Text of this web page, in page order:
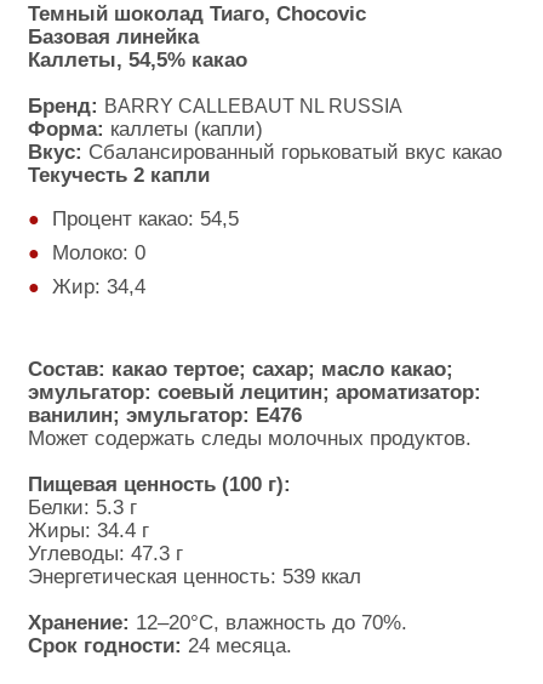
Темный шоколад Тиаго, Chocovic
Базовая линейка
Каллеты, 54,5% какао
Бренд: BARRY CALLEBAUT NL RUSSIA
Форма: каллеты (капли)
Вкус: Сбалансированный горьковатый вкус какао
Текучесть 2 капли
Процент какао: 54,5
Молоко: 0
Жир: 34,4
Состав: какао тертое; сахар; масло какао;
эмульгатор: соевый лецитин; ароматизатор:
ванилин; эмульгатор: E476
Может содержать следы молочных продуктов.
Пищевая ценность (100 г):
Белки: 5.3 г
Жиры: 34.4 г
Углеводы: 47.3 г
Энергетическая ценность: 539 ккал
Хранение: 12–20°C, влажность до 70%.
Срок годности: 24 месяца.